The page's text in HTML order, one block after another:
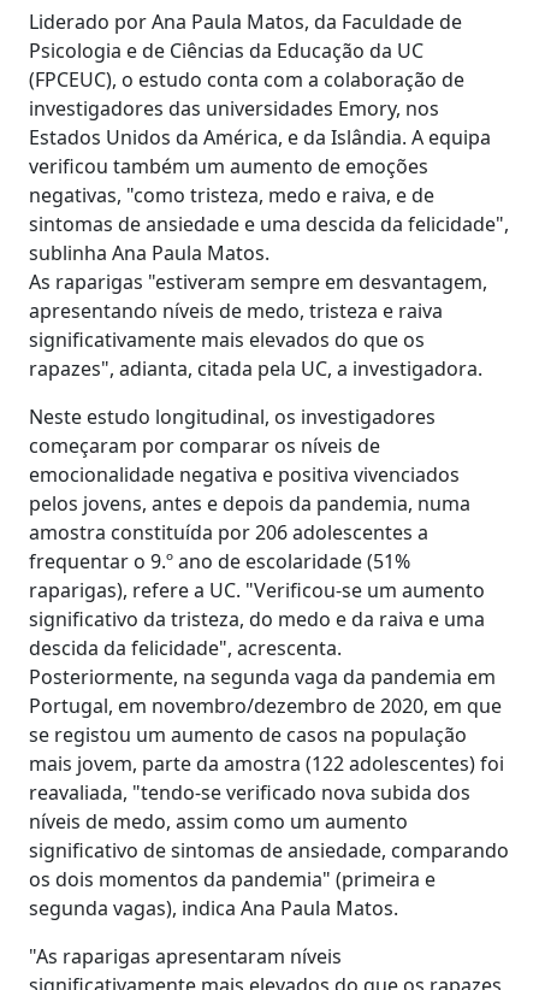
Liderado por Ana Paula Matos, da Faculdade de
Psicologia e de Ciências da Educação da UC
(FPCEUC), o estudo conta com a colaboração de
investigadores das universidades Emory, nos
Estados Unidos da América, e da Islândia. A equipa
verificou também um aumento de emoções
negativas, "como tristeza, medo e raiva, e de
sintomas de ansiedade e uma descida da felicidade",
sublinha Ana Paula Matos.
As raparigas "estiveram sempre em desvantagem,
apresentando níveis de medo, tristeza e raiva
significativamente mais elevados do que os
rapazes", adianta, citada pela UC, a investigadora.
Neste estudo longitudinal, os investigadores
começaram por comparar os níveis de
emocionalidade negativa e positiva vivenciados
pelos jovens, antes e depois da pandemia, numa
amostra constituída por 206 adolescentes a
frequentar o 9.º ano de escolaridade (51%
raparigas), refere a UC. "Verificou-se um aumento
significativo da tristeza, do medo e da raiva e uma
descida da felicidade", acrescenta.
Posteriormente, na segunda vaga da pandemia em
Portugal, em novembro/dezembro de 2020, em que
se registou um aumento de casos na população
mais jovem, parte da amostra (122 adolescentes) foi
reavaliada, "tendo-se verificado nova subida dos
níveis de medo, assim como um aumento
significativo de sintomas de ansiedade, comparando
os dois momentos da pandemia" (primeira e
segunda vagas), indica Ana Paula Matos.
"As raparigas apresentaram níveis